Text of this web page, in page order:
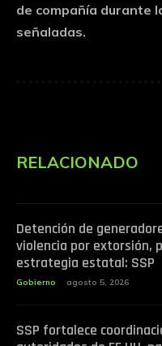
de compañía durante
señaladas.
RELACIONADO
Detención de
violencia por extorsión,
estrategia estatal: SSP
Gobierno agosto 5, 2026
SSP fortalece